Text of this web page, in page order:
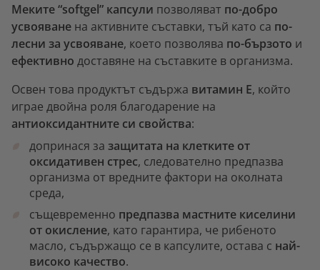
Меките “softgel” капсули позволяват по-добро
усвояване на активните съставки, тъй като са по-
лесни за усвояване, което позволява по-бързото и
ефективно доставяне на съставките в организма.
Освен това продуктът съдържа витамин Е, който
играе двойна роля благодарение на
антиоксидантните си свойства:
допринася за защитата на клетките от
оксидативен стрес, следователно предпазва
организма от вредните фактори на околната
среда,
същевременно предпазва мастните киселини
от окисление, като гарантира, че рибеното
масло, съдържащо се в капсулите, остава с най-
високо качество.